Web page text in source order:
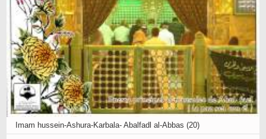
Imam hussein-Ashura-Karbala- Abalfadl al-Abbas (20)